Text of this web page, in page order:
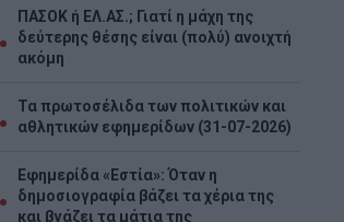
ΠΑΣΟΚ ή ΕΛ.ΑΣ.; Γιατί η μάχη της
δεύτερης θέσης είναι (πολύ) ανοιχτή
ακόμη
Τα πρωτοσέλιδα των πολιτικών και
αθλητικών εφημερίδων (31-07-2026)
Εφημερίδα «Εστία»: Όταν η
δημοσιογραφία βάζει τα χέρια της
και βγάζει τα μάτια της